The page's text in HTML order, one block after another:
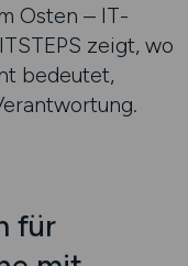
Osten – IT-
zeigt, wo
bedeutet,
für